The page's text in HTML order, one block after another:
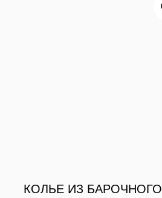
КОЛЬЕ ИЗ БАРОЧНОГО